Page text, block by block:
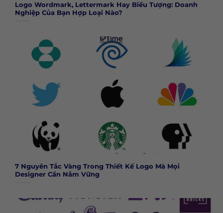
Logo Wordmark, Lettermark Hay Biểu Tượng: Doanh
Nghiệp Của Bạn Hợp Loại Nào?
7 Nguyên Tắc Vàng Trong Thiết Kế Logo Mà Mọi
Designer Cần Nắm Vững